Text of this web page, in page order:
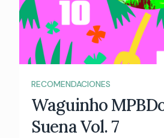
RECOMENDACIONES
Waguinho
Suena Vol. 7